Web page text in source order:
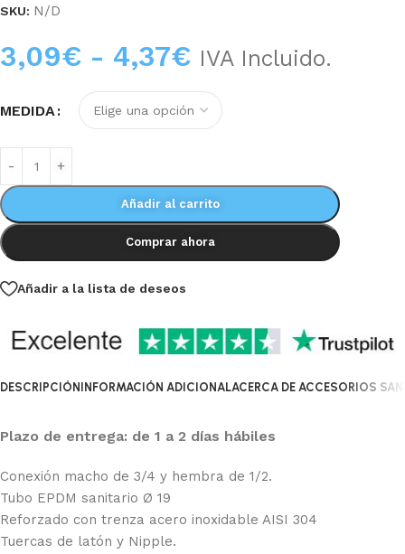
SKU: N/D
3,09€ - 4,37€ IVA Incluido.
MEDIDA
Añadir al carrito
Comprar ahora
Añadir a la lista de deseos
DESCRIPCIÓN INFORMACIÓN ADICIONALACERCA DE ACCESORIOS
Plazo de entrega: de 1 a 2 días hábiles
Conexión macho de 3/4 y hembra de 1/2.
Tubo EPDM sanitario Ø 19
Reforzado con trenza acero inoxidable AISI 304
Tuercas de latón y Nipple.